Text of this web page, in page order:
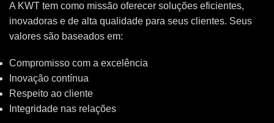
A KWT tem como missão oferecer soluções eficientes,
inovadoras e de alta qualidade para seus clientes. Seus
valores são baseados em:
Compromisso com a excelência
Inovação contínua
Respeito ao cliente
Integridade nas relações